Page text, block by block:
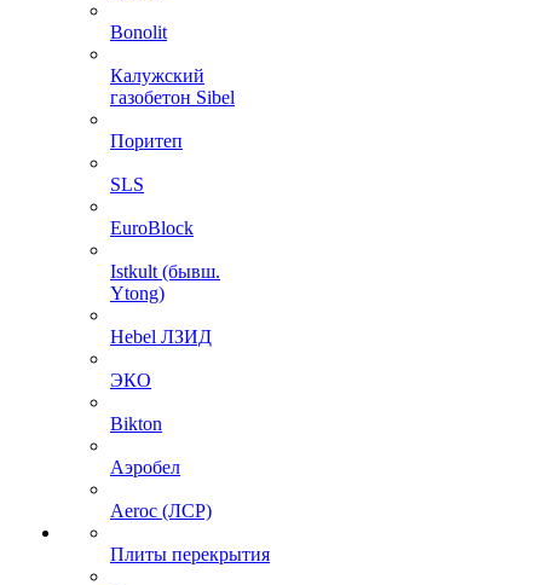
Bonolit
Калужский
газобетон Sibel
Поритеп
SLS
EuroBlock
Istkult (бывш.
Ytong)
Hebel ЛЗИД
ЭКО
Bikton
Аэробел
Aeroc (ЛСР)
Плиты перекрытия